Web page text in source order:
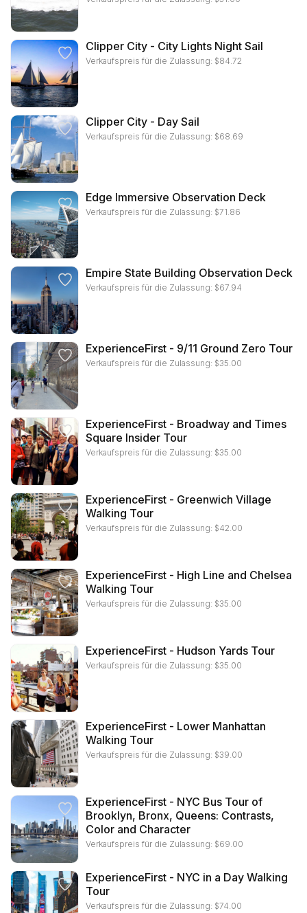
Clipper City - City Lights Night Sail
Verkaufspreis für die Zulassung: $84.72
Clipper City - Day Sail
Verkaufspreis für die Zulassung: $68.69
Edge Immersive Observation Deck
Verkaufspreis für die Zulassung: $71.86
Empire State Building Observation Deck
Verkaufspreis für die Zulassung: $67.94
ExperienceFirst - 9/11 Ground Zero Tour
Verkaufspreis für die Zulassung: $35.00
ExperienceFirst - Broadway and Times
Square Insider Tour
Verkaufspreis für die Zulassung: $35.00
ExperienceFirst - Greenwich Village
Walking Tour
Verkaufspreis für die Zulassung: $42.00
ExperienceFirst - High Line and Chelsea
Walking Tour
Verkaufspreis für die Zulassung: $35.00
ExperienceFirst - Hudson Yards Tour
Verkaufspreis für die Zulassung: $35.00
ExperienceFirst - Lower Manhattan
Walking Tour
Verkaufspreis für die Zulassung: $39.00
ExperienceFirst - NYC Bus Tour of
Brooklyn, Bronx, Queens: Contrasts,
Color and Character
Verkaufspreis für die Zulassung: $69.00
ExperienceFirst - NYC in a Day Walking
Tour
Verkaufspreis für die Zulassung: $74.00